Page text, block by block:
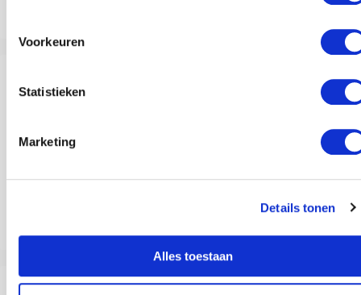
Voorkeuren
Statistieken
Marketing
Details tonen
Alles toestaan